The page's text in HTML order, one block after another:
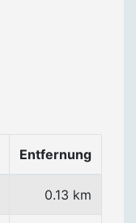
Entfernung
0.13 km